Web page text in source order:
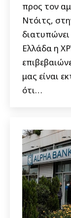
προς τον
Ντόιτς,
Ελλάδα η
μας είναι
ότι…